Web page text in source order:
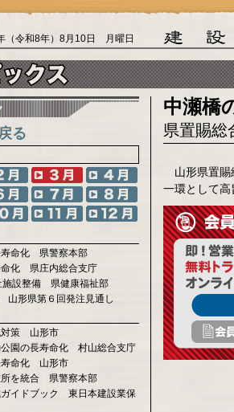
（令和8年）8月10日 月曜日
る
寿命化 県警察本部
命化 県庄内総合支庁
施設整備 県健康福祉部
形県第６回発注見通し
対策 山形市
公園の長寿命化 村山総合支庁
寿命化 山形市
所を統合 県警察本部
ガイドブック 東日本建設業保
中瀬橋
県置賜総
山形県置賜
一環として